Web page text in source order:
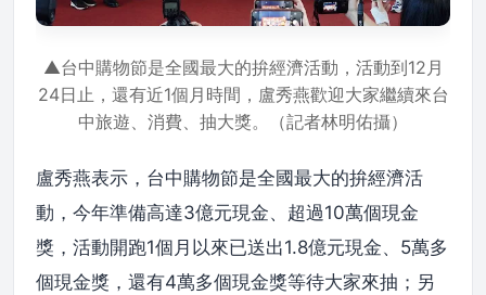
▲台中購物節是全國最大的拚經濟活動，活動到12月
24日止，還有近1個月時間，盧秀燕歡迎大家繼續來台
中旅遊、消費、抽大獎。（記者林明佑攝）
盧秀燕表示，台中購物節是全國最大的拚經濟活
動，今年準備高達3億元現金、超過10萬個現金
獎，活動開跑1個月以來已送出1.8億元現金、5萬多
個現金獎，還有4萬多個現金獎等待大家來抽；另